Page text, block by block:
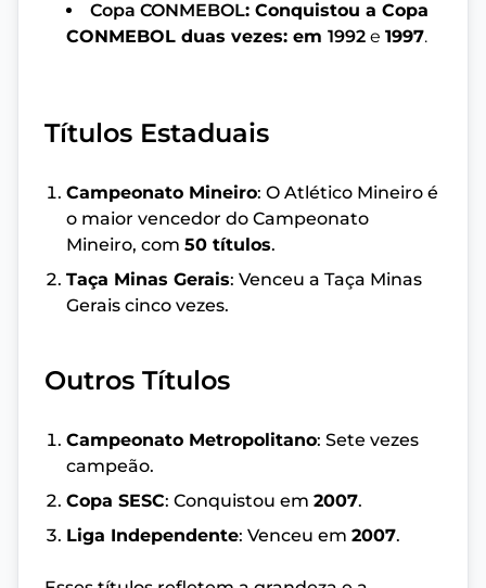
Copa CONMEBOL: Conquistou a Copa
CONMEBOL duas vezes: em 1992 e 1997.
Títulos Estaduais
Campeonato Mineiro: O Atlético Mineiro é
o maior vencedor do Campeonato
Mineiro, com 50 títulos.
Taça Minas Gerais: Venceu a Taça Minas
Gerais cinco vezes.
Outros Títulos
Campeonato Metropolitano: Sete vezes
campeão.
Copa SESC: Conquistou em 2007.
Liga Independente: Venceu em 2007.